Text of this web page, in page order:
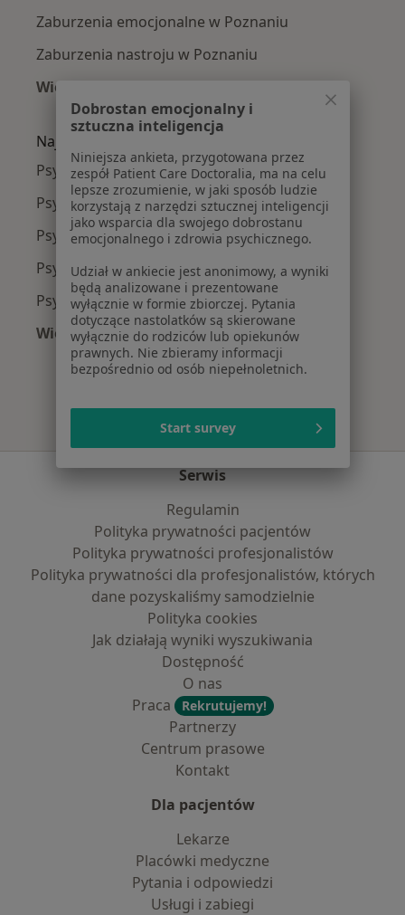
Zaburzenia emocjonalne w Poznaniu
Zaburzenia nastroju w Poznaniu
Więcej (15)
Więcej w kategorii: Najczęście leczone
Najpopularniejsze ubezpieczenia
Psycholodzy z Allianz w Poznaniu
Psycholodzy z PZU Zdrowie w Poznaniu
Psycholodzy z Enel-med w Poznaniu
Psycholodzy z NFZ w Poznaniu
Psycholodzy z TELEMEDI w Poznaniu
Więcej (9)
Więcej w kategorii: Najpopularniejsze
Serwis
Regulamin
Polityka prywatności pacjentów
Polityka prywatności profesjonalistów
Polityka prywatności dla profesjonalistów, których
dane pozyskaliśmy samodzielnie
Polityka cookies
Jak działają wyniki wyszukiwania
Dostępność
O nas
Praca
Rekrutujemy!
Partnerzy
Centrum prasowe
Kontakt
Dla pacjentów
Lekarze
Placówki medyczne
Pytania i odpowiedzi
Usługi i zabiegi
Dobrostan emocjonalny i
sztuczna inteligencja
Niniejsza ankieta, przygotowana przez
zespół Patient Care Doctoralia, ma na celu
lepsze zrozumienie, w jaki sposób ludzie
korzystają z narzędzi sztucznej inteligencji
jako wsparcia dla swojego dobrostanu
emocjonalnego i zdrowia psychicznego.
Udział w ankiecie jest anonimowy, a wyniki
będą analizowane i prezentowane
wyłącznie w formie zbiorczej. Pytania
dotyczące nastolatków są skierowane
wyłącznie do rodziców lub opiekunów
prawnych. Nie zbieramy informacji
bezpośrednio od osób niepełnoletnich.
Start survey